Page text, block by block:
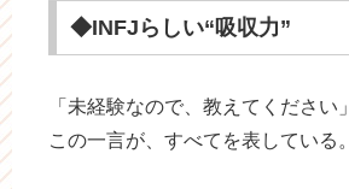
◆INFJらしい“吸収力”
「未経験なので、教えてください」
この一言が、すべてを表している。